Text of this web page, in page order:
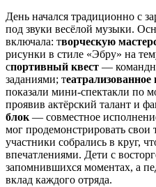
День начался традиционно с
под звуки весёлой музыки.
включала: творческую
рисунки в стиле «Эбру» на
спортивный квест —
заданиями; театрализованное
показали мини‑спектакли по
проявив актёрский талант и
блок — совместное
мог продемонстрировать свои
участники собрались в круг,
впечатлениями. Дети с
запомнившихся моментах, а
вклад каждого отряда.